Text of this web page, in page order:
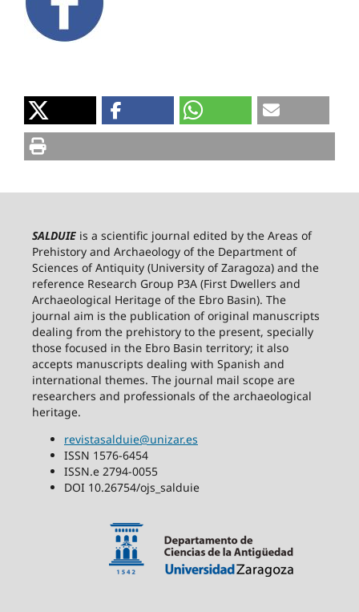
SALDUIE is a scientific journal edited by the Areas of
Prehistory and Archaeology of the Department of
Sciences of Antiquity (University of Zaragoza) and the
reference Research Group P3A (First Dwellers and
Archaeological Heritage of the Ebro Basin). The
journal aim is the publication of original manuscripts
dealing from the prehistory to the present, specially
those focused in the Ebro Basin territory; it also
accepts manuscripts dealing with Spanish and
international themes. The journal mail scope are
researchers and professionals of the archaeological
heritage.
revistasalduie@unizar.es
ISSN 1576-6454
ISSN.e 2794-0055
DOI 10.26754/ojs_salduie